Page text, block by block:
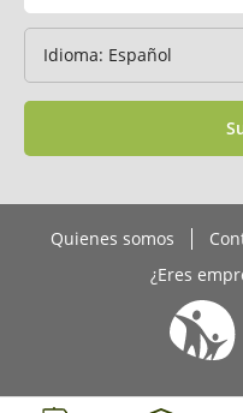
Quienes somos
¿Eres